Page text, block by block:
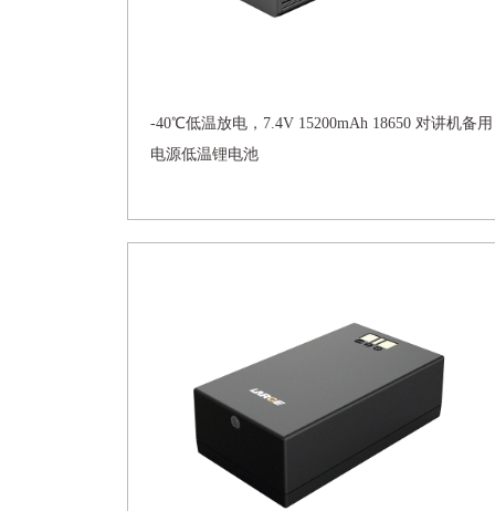
-40℃低温放电，7.4V 15200mAh 18650 对讲机备用
电源低温锂电池